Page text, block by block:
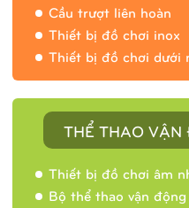
Cầu trượt liên hoàn
Thiết bị đồ chơi inox
Thiết bị đồ chơi dưới
THỂ THAO VẬN
Thiết bị đồ chơi âm
Bộ thể thao vận